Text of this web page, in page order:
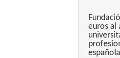
euros al